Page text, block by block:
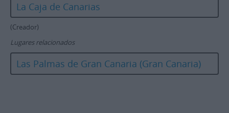
La Caja de Canarias
(Creador)
Lugares relacionados
Las Palmas de Gran Canaria (Gran Canaria)